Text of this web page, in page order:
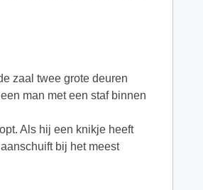
zaal twee grote deuren
man met een staf binnen
Als hij een knikje heeft
bij het meest